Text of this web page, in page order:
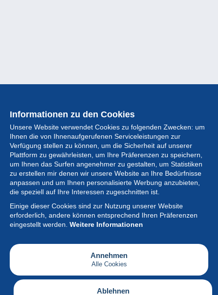
Informationen zu den Cookies
Unsere Website verwendet Cookies zu folgenden Zwecken: um
Ihnen die von Ihnenaufgerufenen Serviceleistungen zur
Verfügung stellen zu können, um die Sicherheit auf unserer
Plattform zu gewährleisten, um Ihre Präferenzen zu speichern,
um Ihnen das Surfen angenehmer zu gestalten, um Statistiken
zu erstellen mir denen wir unsere Website an Ihre Bedürfnisse
anpassen und um Ihnen personalisierte Werbung anzubieten,
die speziell auf Ihre Interessen zugeschnitten ist.
Einige dieser Cookies sind zur Nutzung unserer Website
erforderlich, andere können entsprechend Ihren Präferenzen
eingestellt werden. Weitere Informationen
Annehmen
Alle Cookies
Ablehnen
Sammlung
Neuigkeiten
Artikel
Gesellschaft
Serviceleistungen
Schreiben